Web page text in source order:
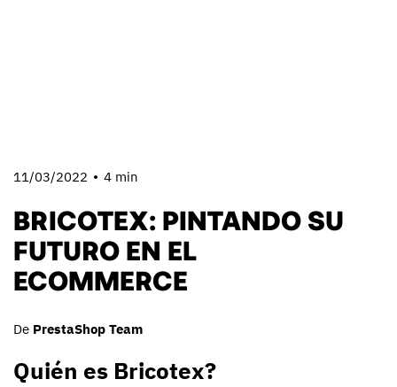
11/03/2022 4 min
BRICOTEX: PINTANDO SU
FUTURO EN EL
ECOMMERCE
De PrestaShop Team
Quién es Bricotex?